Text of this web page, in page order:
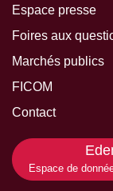
Espace presse
Foires aux
Marchés publics
FICOM
Contact
Espace de